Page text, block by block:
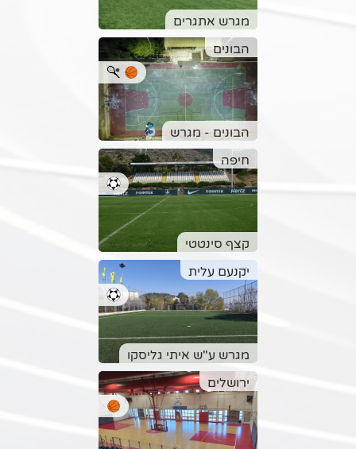
מגרש אתגרים
הבונים
הבונים - מגרש
חיפה
קצף סינטטי
יקנעם עלית
מגרש ע"ש איתי גליסקו
ירושלים